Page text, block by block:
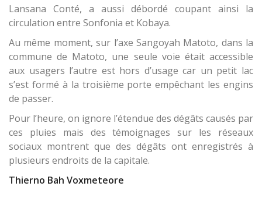
Lansana Conté, a aussi débordé coupant ainsi la
circulation entre Sonfonia et Kobaya.
Au même moment, sur l’axe Sangoyah Matoto, dans la
commune de Matoto, une seule voie était accessible
aux usagers l’autre est hors d’usage car un petit lac
s’est formé à la troisième porte empêchant les engins
de passer.
Pour l’heure, on ignore l’étendue des dégâts causés par
ces pluies mais des témoignages sur les réseaux
sociaux montrent que des dégâts ont enregistrés à
plusieurs endroits de la capitale.
Thierno Bah Voxmeteore